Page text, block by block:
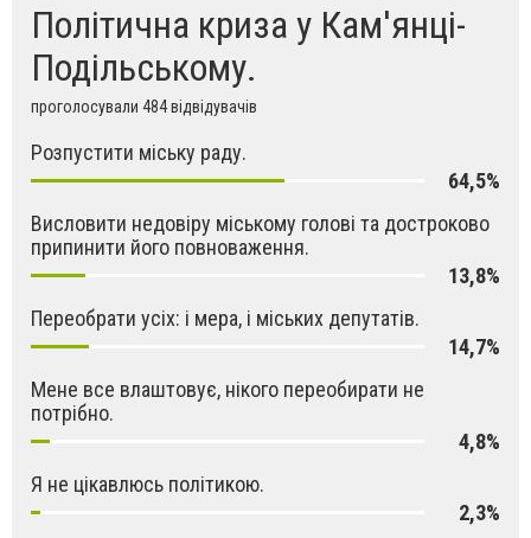
Політична криза у Кам'янці-
Подільському.
проголосували 484 відвідувачів
Розпустити міську раду.
64,5%
Висловити недовіру міському голові та достроково
припинити його повноваження.
13,8%
Переобрати усіх: і мера, і міських депутатів.
14,7%
Мене все влаштовує, нікого переобирати не
потрібно.
4,8%
Я не цікавлюсь політикою.
2,3%